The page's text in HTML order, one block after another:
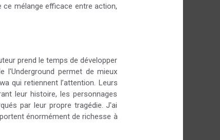
mélange efficace entre action,
prend le temps de développer
permet de mieux
qui retiennent l’attention. Leurs
leur histoire, les personnages
par leur propre tragédie. J'ai
énormément de richesse à